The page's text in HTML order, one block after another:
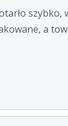
szybko,
a